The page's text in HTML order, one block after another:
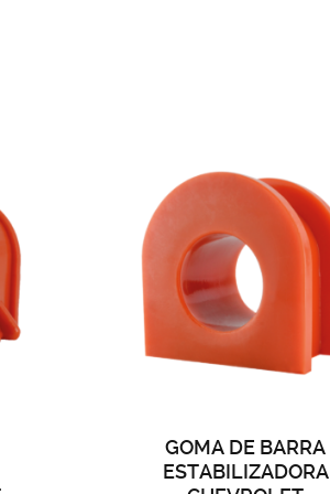
GOMA DE BARRA
ESTABILIZADORA